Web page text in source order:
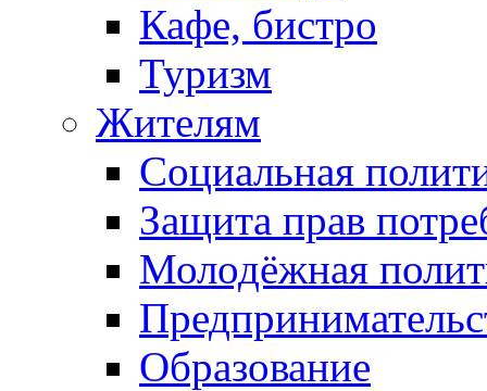
Кафе, бистро
Туризм
Жителям
Социальная
Защита прав
Молодёжная
Образование